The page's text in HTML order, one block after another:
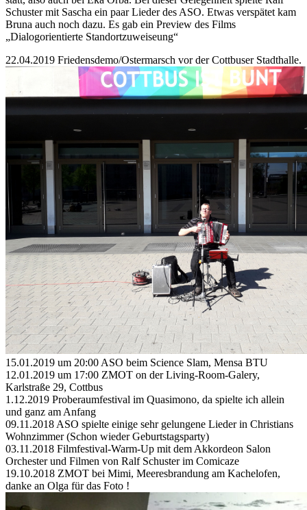
Schuster mit Sascha ein paar Lieder des ASO. Etwas verspätet kam
Bruna auch noch dazu. Es gab ein Preview des Films
„Dialogorientierte Standortzuweiseung“
22.04.2019 Friedensdemo/Ostermarsch vor der Cottbuser Stadthalle.
15.01.2019 um 20:00 ASO beim Science Slam, Mensa BTU
12.01.2019 um 17:00 ZMOT on der Living-Room-Galery,
Karlstraße 29, Cottbus
1.12.2019 Proberaumfestival im Quasimono, da spielte ich allein
und ganz am Anfang
09.11.2018 ASO spielte einige sehr gelungene Lieder in Christians
Wohnzimmer (Schon wieder Geburtstagsparty)
03.11.2018 Filmfestival-Warm-Up mit dem Akkordeon Salon
Orchester und Filmen von Ralf Schuster im Comicaze
19.10.2018 ZMOT bei Mimi, Meeresbrandung am Kachelofen,
danke an Olga für das Foto !